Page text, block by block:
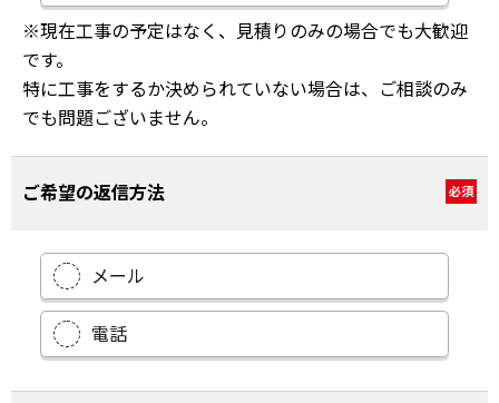
※現在工事の予定はなく、見積りのみの場合でも大歓迎
です。
特に工事をするか決められていない場合は、ご相談のみ
でも問題ございません。
ご希望の返信方法 必須
メール
電話